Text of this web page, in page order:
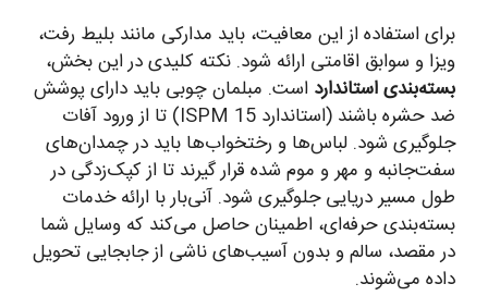
برای استفاده از این معافیت، باید مدارکی مانند بلیط رفت،
ویزا و سوابق اقامتی ارائه شود. نکته کلیدی در این بخش،
بسته‌بندی استاندارد است. مبلمان چوبی باید دارای پوشش
ضد حشره باشند (استاندارد ISPM 15) تا از ورود آفات
جلوگیری شود. لباس‌ها و رختخواب‌ها باید در چمدان‌های
سفت‌جانبه و مهر و موم شده قرار گیرند تا از کپک‌زدگی در
طول مسیر دریایی جلوگیری شود. آنی‌بار با ارائه خدمات
بسته‌بندی حرفه‌ای، اطمینان حاصل می‌کند که وسایل شما
در مقصد، سالم و بدون آسیب‌های ناشی از جابجایی تحویل
داده می‌شوند.